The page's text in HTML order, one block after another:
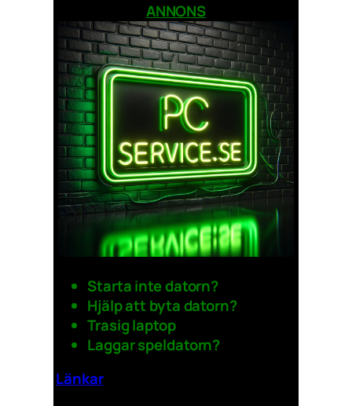
ANNONS
Starta inte datorn?
Hjälp att byta datorn?
Trasig laptop
Laggar speldatorn?
Länkar